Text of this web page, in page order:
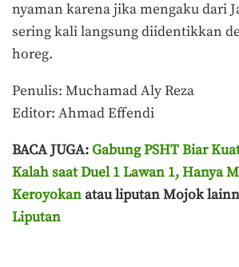
nyaman karena jika mengaku dari
sering kali langsung diidentikkan
horeg.
Penulis: Muchamad Aly Reza
Editor: Ahmad Effendi
BACA JUGA:Gabung PSHT Biar
Kalah saat Duel 1 Lawan 1, Hanya
Keroyokanatau liputan Mojok
Liputan